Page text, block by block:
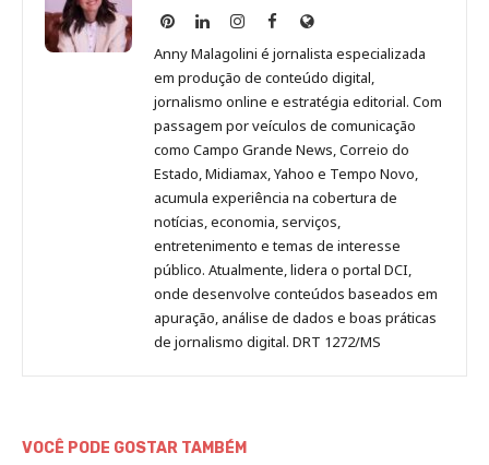
Anny
Malagolini
no
Pinterest
Anny
Malagolini
no
LinkedIn
Anny
Malagolini
no
Instagram
Anny
Malagolini
no
Facebook
Site
de
Anny
Malagolini
Anny Malagolini é jornalista especializada
em produção de conteúdo digital,
jornalismo online e estratégia editorial. Com
passagem por veículos de comunicação
como Campo Grande News, Correio do
Estado, Midiamax, Yahoo e Tempo Novo,
acumula experiência na cobertura de
notícias, economia, serviços,
entretenimento e temas de interesse
público. Atualmente, lidera o portal DCI,
onde desenvolve conteúdos baseados em
apuração, análise de dados e boas práticas
de jornalismo digital. DRT 1272/MS
VOCÊ PODE GOSTAR TAMBÉM